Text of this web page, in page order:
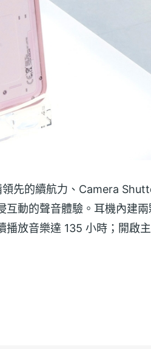
先的續航力、Camera
互動的聲音體驗。耳機內建
放音樂達 135 小時；開啟